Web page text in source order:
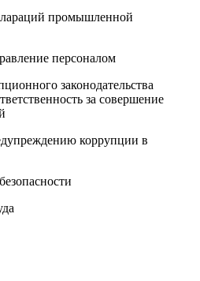
промышленной
персоналом
законодательства
за совершение
коррупции в